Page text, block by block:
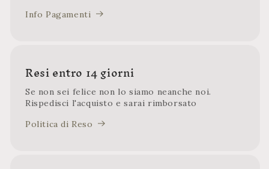
Info Pagamenti
Resi entro 14 giorni
Se non sei felice non lo siamo neanche noi.
Rispedisci l'acquisto e sarai rimborsato
Politica di Reso